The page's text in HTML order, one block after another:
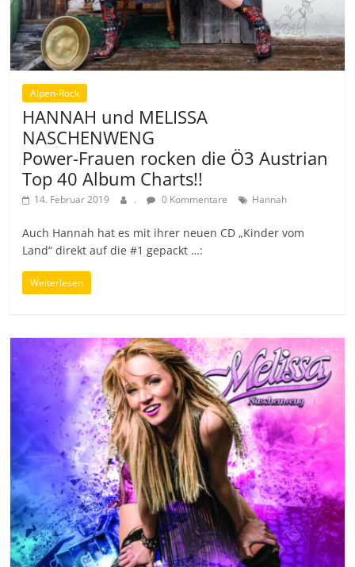
Alpen-Rock
HANNAH und MELISSA
NASCHENWENG
Power-Frauen rocken die Ö3 Austrian
Top 40 Album Charts!!
14. Februar 2019 . 0 Kommentare Hannah
Auch Hannah hat es mit ihrer neuen CD „Kinder vom
Land“ direkt auf die #1 gepackt …:
Weiterlesen